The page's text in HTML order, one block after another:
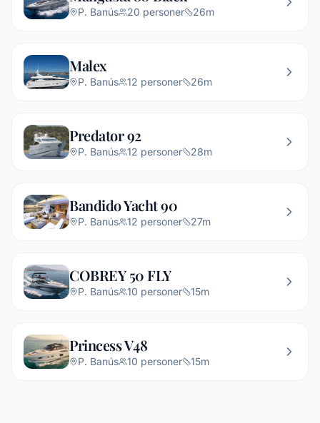
P. Banús 20 personer 26m
Malex
P. Banús 12 personer 26m
Predator 92
P. Banús 12 personer 28m
Bandido Yacht 90
P. Banús 12 personer 27m
COBREY 50 FLY
P. Banús 10 personer 15m
Princess V48
P. Banús 10 personer 15m